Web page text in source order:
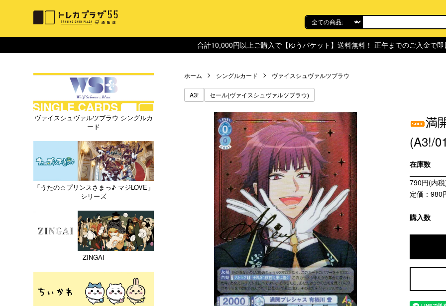
合計10,000円以上ご購入で【ゆうパケット】送料無料！ 正午までのご入金で即
ホーム シングルカード ヴァイスシュヴァルツブラウ
A3! セール(ヴァイスシュヴァルツブラウ)
満
(A3!/
在庫数
790円(内
定価：980
購入数
ヴァイスシュヴァルツブラウ シングルカ
ード
「うたの☆プリンスさまっ♪ マジLOVE」
シリーズ
ZINGAI